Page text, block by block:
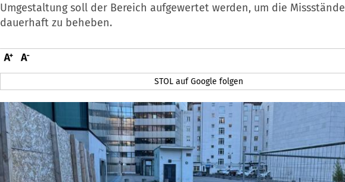
Umgestaltung soll der Bereich aufgewertet werden, um die Missstände
dauerhaft zu beheben.
STOL auf Google folgen